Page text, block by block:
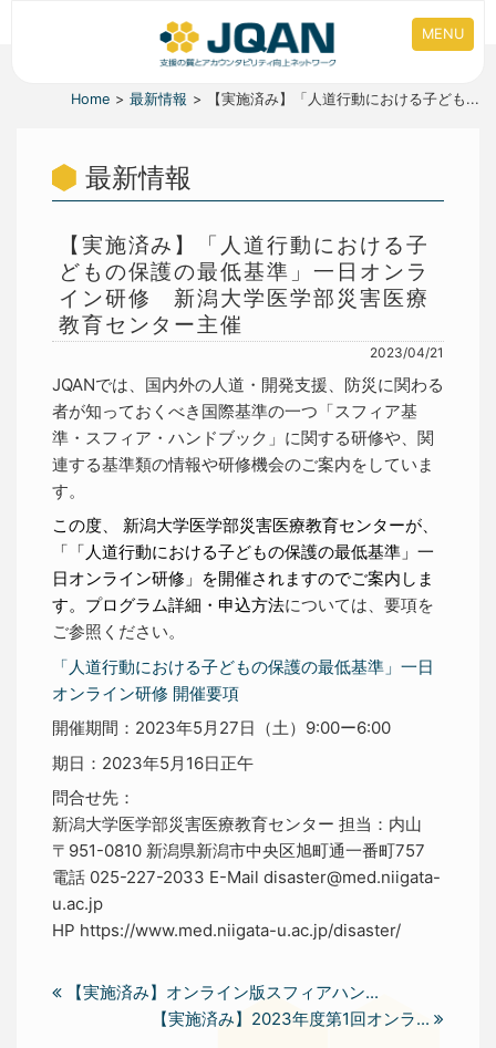
MENU
Home 最新情報 【実施済み】「人道行動における子ども...
最新情報
【実施済み】「人道行動における子
どもの保護の最低基準」一日オンラ
イン研修 新潟大学医学部災害医療
教育センター主催
2023/04/21
JQANでは、国内外の人道・開発支援、防災に関わる
者が知っておくべき国際基準の一つ「スフィア基
準・スフィア・ハンドブック」に関する研修や、関
連する基準類の情報や研修機会のご案内をしていま
す。
この度、 新潟大学医学部災害医療教育センターが、
「「人道行動における子どもの保護の最低基準」一
日オンライン研修」を開催されますのでご案内しま
す。プログラム詳細・申込方法については、要項を
ご参照ください。
「人道行動における子どもの保護の最低基準」一日
オンライン研修 開催要項
開催期間：2023年5月27日（土） 9:00ー6:00
期日：2023年5月16日正午
問合せ先：
新潟大学医学部災害医療教育センター 担当：内山
〒951-0810 新潟県新潟市中央区旭町通一番町757
電話 025-227-2033 E-Mail disaster@med.niigata-
u.ac.jp
HP https://www.med.niigata-u.ac.jp/disaster/
【実施済み】オンライン版スフィアハン...
【実施済み】2023年度第1回オンラ...